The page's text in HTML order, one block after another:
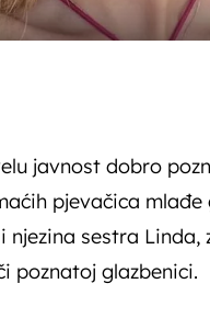
javnost dobro
pjevačica mlađe
njezina sestra
poznatoj glazbenici.